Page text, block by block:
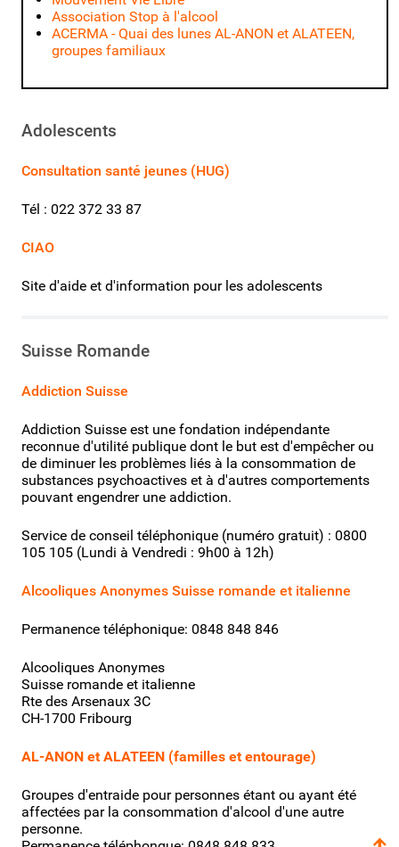
Association Stop à l'alcool
ACERMA - Quai des lunes AL-ANON et ALATEEN,
groupes familiaux
Adolescents
Consultation santé jeunes (HUG)
Tél : 022 372 33 87
CIAO
Site d'aide et d'information pour les adolescents
Suisse Romande
Addiction Suisse
Addiction Suisse est une fondation indépendante
reconnue d'utilité publique dont le but est d'empêcher ou
de diminuer les problèmes liés à la consommation de
substances psychoactives et à d'autres comportements
pouvant engendrer une addiction.
Service de conseil téléphonique (numéro gratuit) : 0800
105 105 (Lundi à Vendredi : 9h00 à 12h)
Alcooliques Anonymes Suisse romande et italienne
Permanence téléphonique: 0848 848 846
Alcooliques Anonymes
Suisse romande et italienne
Rte des Arsenaux 3C
CH-1700 Fribourg
AL-ANON et ALATEEN (familles et entourage)
Groupes d'entraide pour personnes étant ou ayant été
affectées par la consommation d'alcool d'une autre
personne.